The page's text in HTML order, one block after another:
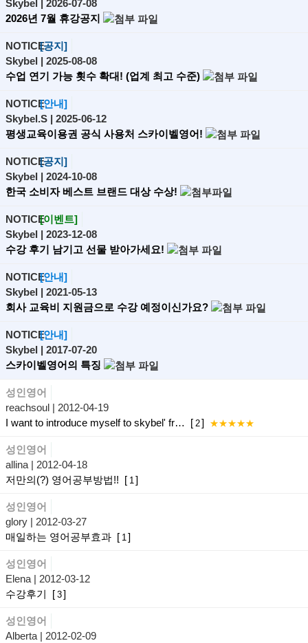
Skybel
| 2026-07-08
2026년 7월 휴강공지
NOTICE[공지]
Skybel | 2025-08-08
수업 연기 가능 횟수 확대! (업계 최고 수준)
NOTICE[안내]
Skybel.S | 2025-06-12
평생교육이용권 공식 사용처 스카이벨영어!
NOTICE[공지]
Skybel | 2024-10-08
한국 소비자 베스트 브랜드 대상 수상!
NOTICE[이벤트]
Skybel | 2023-12-08
수강 후기 남기고 선물 받아가세요!
NOTICE[안내]
Skybel | 2021-05-13
회사 교육비 지원금으로 수강 예정이신가요?
NOTICE[안내]
Skybel | 2017-07-20
스카이벨영어의 특징
성인영어
reachsoul | 2012-04-19
I want to introduce myself to skybel' fr…
[ 2] ★★★★★
성인영어
allina | 2012-04-18
저만의(?) 영어공부방법!! [ 1]
성인영어
glory | 2012-03-27
매일하는 영어공부효과 [ 1]
성인영어
Elena | 2012-03-12
수강후기
[ 3]
성인영어
Alberta | 2012-02-09